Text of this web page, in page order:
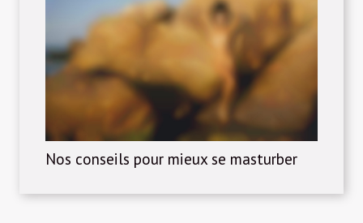
Nos conseils pour mieux se masturber